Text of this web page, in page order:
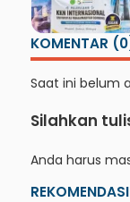
KOMENTAR
Saat ini belum
Silahkan
Anda harus